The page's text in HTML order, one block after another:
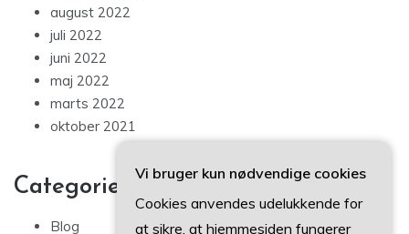
august 2022
juli 2022
juni 2022
maj 2022
marts 2022
oktober 2021
Categories
Blog
Vi bruger kun nødvendige cookies
Cookies anvendes udelukkende for
at sikre, at hjemmesiden fungerer